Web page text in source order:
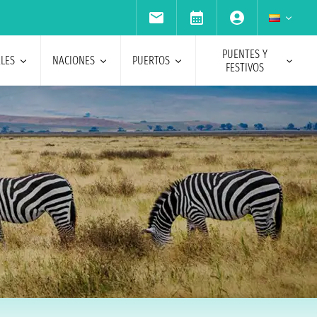
NACIONES PUERTOS
PUENTES Y
FESTIVOS